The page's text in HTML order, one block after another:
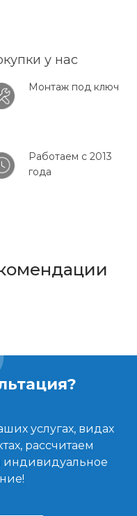
у нас
Монтаж под ключ
Работаем с 2013
года
услугах, видах
рассчитаем
индивидуальное